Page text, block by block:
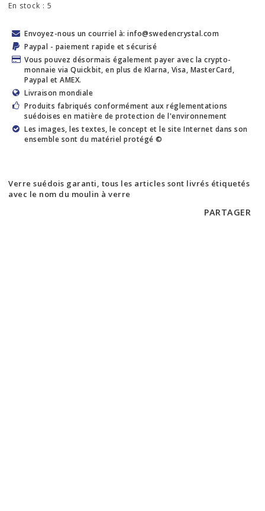
En stock : 5
Envoyez-nous un courriel à: info@swedencrystal.com
Paypal - paiement rapide et sécurisé
Vous pouvez désormais également payer avec la crypto-
monnaie via Quickbit, en plus de Klarna, Visa, MasterCard,
Paypal et AMEX.
Livraison mondiale
Produits fabriqués conformément aux réglementations
suédoises en matière de protection de l'environnement
Les images, les textes, le concept et le site Internet dans son
ensemble sont du matériel protégé ©
Verre suédois garanti, tous les articles sont livrés étiquetés
avec le nom du moulin à verre
PARTAGER